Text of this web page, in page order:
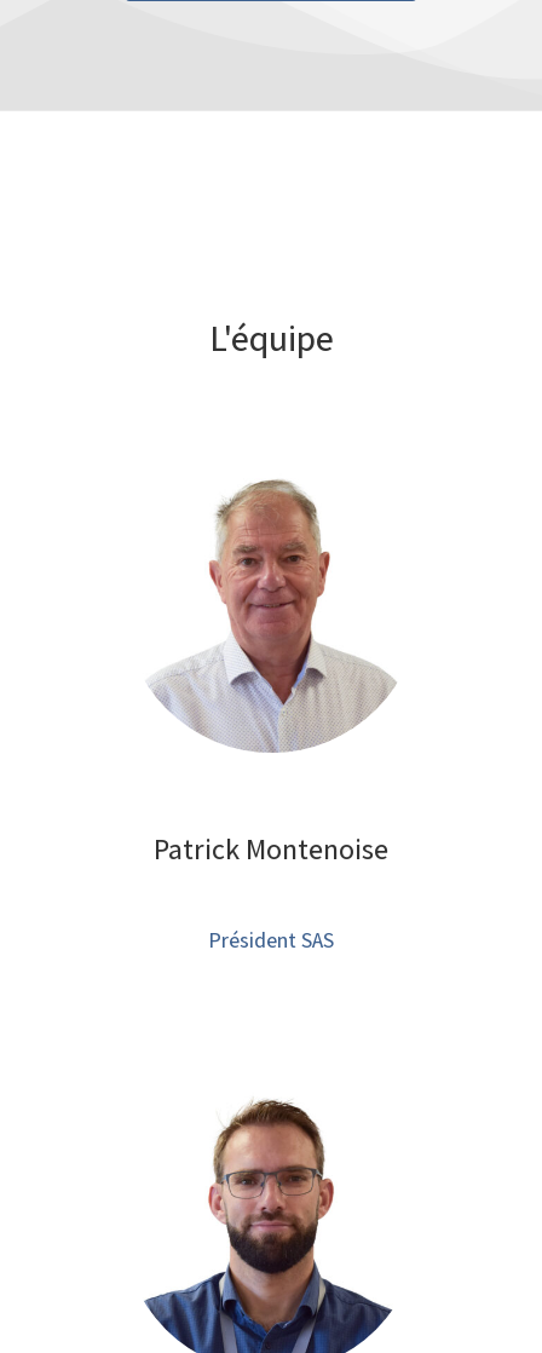
L'équipe
Patrick Montenoise
Président SAS